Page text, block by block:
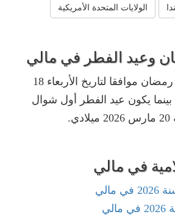
الولايات المتحدة الأمريكية
وعيد الفطر في مالي
يرتقب أن يكون أول رمضان موافقا لتاريخ الأربعاء 18
ميلادي, بينما يكون عيد الفطر أول شوال
في مالي